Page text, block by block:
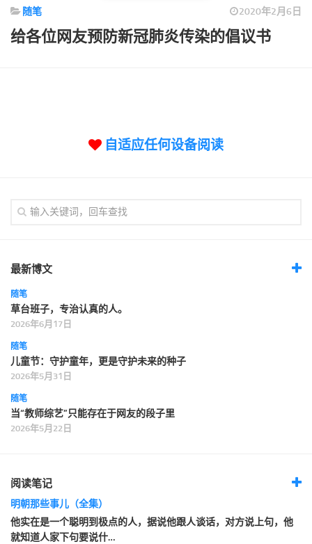
标签
论坛
随笔 2020年2月6日
给各位网友预防新冠肺炎传染的倡议书
自适应任何设备阅读
最新博文
随笔
草台班子，专治认真的人。
2026年6月17日
随笔
儿童节：守护童年，更是守护未来的种子
2026年5月31日
随笔
当“教师综艺”只能存在于网友的段子里
2026年5月22日
阅读笔记
明朝那些事儿（全集）
他实在是一个聪明到极点的人，据说他跟人谈话，对方说上句，他
就知道人家下句要说什…